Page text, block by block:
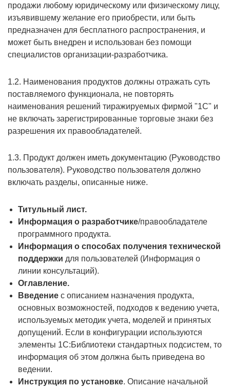
продажи любому юридическому или физическому лицу,
изъявившему желание его приобрести, или быть
предназначен для бесплатного распространения, и
может быть внедрен и использован без помощи
специалистов организации-разработчика.
1.2. Наименования продуктов должны отражать суть
поставляемого функционала, не повторять
наименования решений тиражируемых фирмой "1С" и
не включать зарегистрированные торговые знаки без
разрешения их правообладателей.
1.3. Продукт должен иметь документацию (Руководство
пользователя). Руководство пользователя должно
включать разделы, описанные ниже.
Титульный лист.
Информация о разработчике/правообладателе
программного продукта.
Информация о способах получения технической
поддержки для пользователей (Информация о
линии консультаций).
Оглавление.
Введение с описанием назначения продукта,
основных возможностей, подходов к ведению учета,
используемых методик учета, моделей и принятых
допущений. Если в конфигурации используются
элементы 1С:Библиотеки стандартных подсистем, то
информация об этом должна быть приведена во
ведении.
Инструкция по установке. Описание начальной